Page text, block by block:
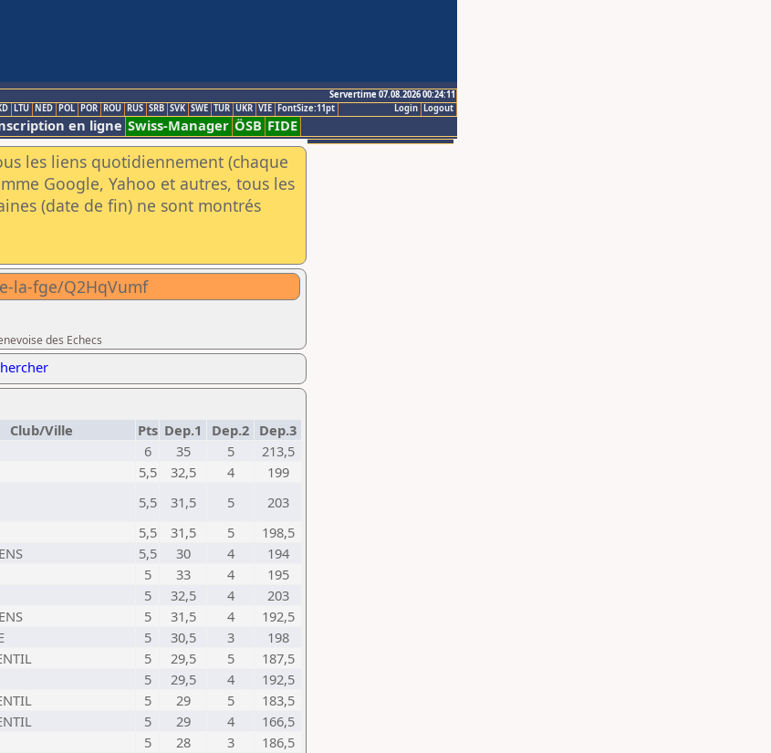
Servertime 07.08.2026 00:24:11
Logout
Login
LTU NED POL POR ROU RUS SRB SVK SWE TUR UKR VIE FontSize:11pt
en ligne Swiss-Manager ÖSB FIDE
les liens quotidiennement (chaque
Google, Yahoo et autres, tous les
(date de fin) ne sont montrés
la-fge/Q2HqVumf
des Echecs
Club/Ville Pts Dep.1 Dep.2 Dep.3
6 35 5
213,5
5,5 32,5 4
199
5,5 31,5 5
203
5,5 31,5 5
198,5
5,5 30 4
194
5 33 4
195
5 32,5 4
203
5 31,5 4
192,5
5 30,5 3
198
5 29,5 5
187,5
5 29,5 4
192,5
5 29 5
183,5
5 29 4
166,5
5 28 3
186,5